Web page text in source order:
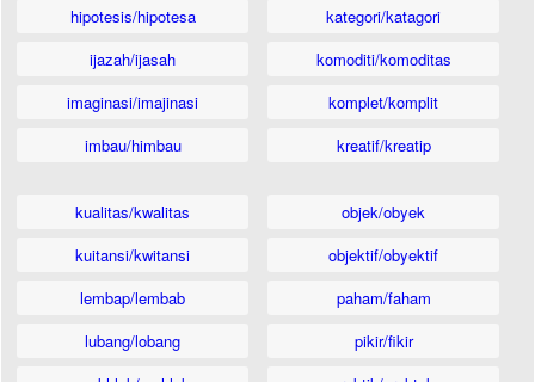
hipotesis/hipotesa
ijazah/ijasah
imaginasi/imajinasi
imbau/himbau
kategori/katagori
komoditi/komoditas
komplet/komplit
kreatif/kreatip
kualitas/kwalitas
kuitansi/kwitansi
lembap/lembab
lubang/lobang
objek/obyek
objektif/obyektif
paham/faham
pikir/fikir